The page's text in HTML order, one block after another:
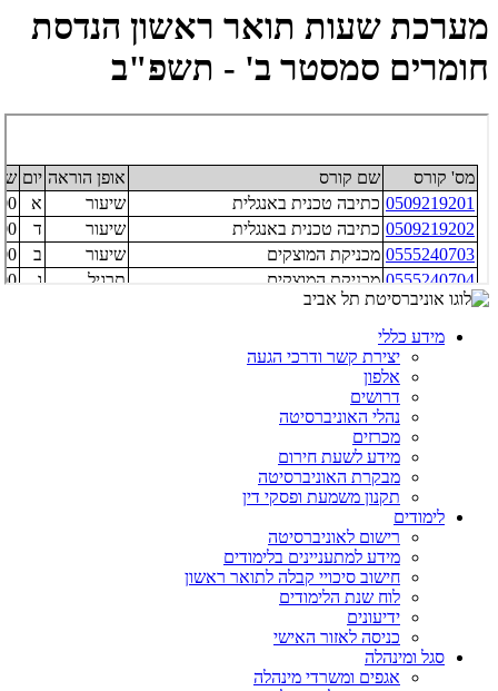
מערכת שעות תואר ראשון הנדסת
חומרים סמסטר ב' - תשפ"ב
מידע כללי
יצירת קשר ודרכי הגעה
אלפון
דרושים
נהלי האוניברסיטה
מכרזים
מידע לשעת חירום
מבקרת האוניברסיטה
תקנון משמעת ופסקי דין
לימודים
רישום לאוניברסיטה
מידע למתעניינים בלימודים
חישוב סיכויי קבלה לתואר ראשון
לוח שנת הלימודים
ידיעונים
כניסה לאזור האישי
סגל ומינהלה
אגפים ומשרדי מינהלה